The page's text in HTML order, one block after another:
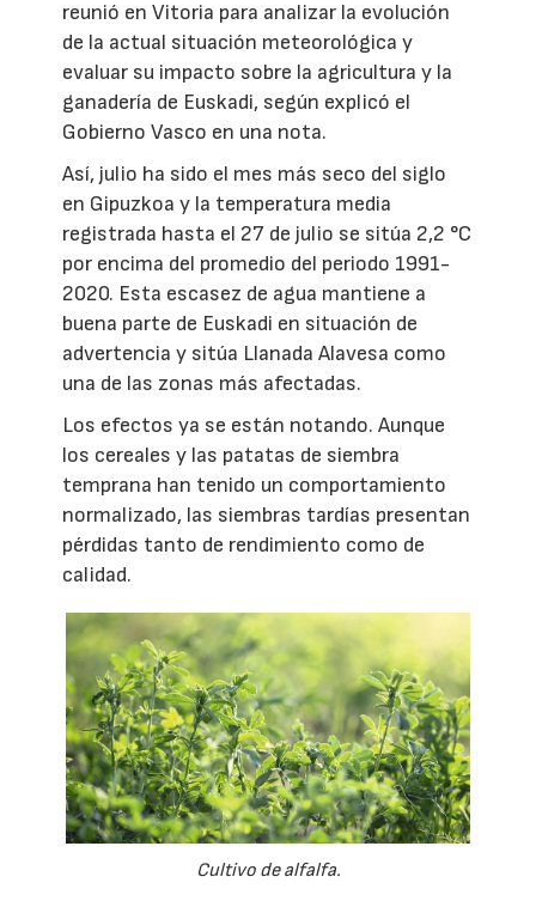
reunió en Vitoria para analizar la evolución
de la actual situación meteorológica y
evaluar su impacto sobre la agricultura y la
ganadería de Euskadi, según explicó el
Gobierno Vasco en una nota.
Así, julio ha sido el mes más seco del siglo
en Gipuzkoa y la temperatura media
registrada hasta el 27 de julio se sitúa 2,2 °C
por encima del promedio del periodo 1991-
2020. Esta escasez de agua mantiene a
buena parte de Euskadi en situación de
advertencia y sitúa Llanada Alavesa como
una de las zonas más afectadas.
Los efectos ya se están notando. Aunque
los cereales y las patatas de siembra
temprana han tenido un comportamiento
normalizado, las siembras tardías presentan
pérdidas tanto de rendimiento como de
calidad.
Cultivo de alfalfa.